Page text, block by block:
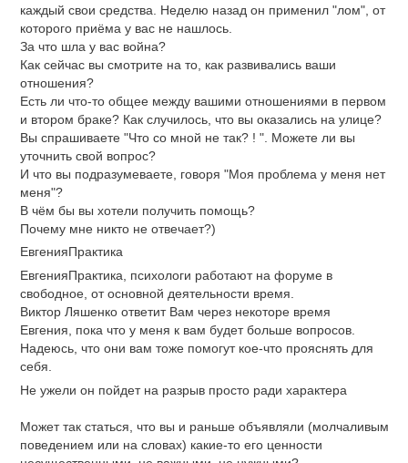
каждый свои средства. Неделю назад он применил "лом", от
которого приёма у вас не нашлось.
За что шла у вас война?
Как сейчас вы смотрите на то, как развивались ваши
отношения?
Есть ли что-то общее между вашими отношениями в первом
и втором браке? Как случилось, что вы оказались на улице?
Вы спрашиваете "Что со мной не так? ! ". Можете ли вы
уточнить свой вопрос?
И что вы подразумеваете, говоря "Моя проблема у меня нет
меня"?
В чём бы вы хотели получить помощь?
Почему мне никто не отвечает?)
ЕвгенияПрактика
ЕвгенияПрактика, психологи работают на форуме в
свободное, от основной деятельности время.
Виктор Ляшенко ответит Вам через некоторе время
Евгения, пока что у меня к вам будет больше вопросов.
Надеюсь, что они вам тоже помогут кое-что прояснять для
себя.
Не ужели он пойдет на разрыв просто ради характера
Может так статься, что вы и раньше объявляли (молчаливым
поведением или на словах) какие-то его ценности